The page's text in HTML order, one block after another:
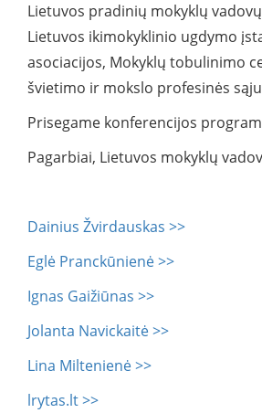
Lietuvos pradinių mokyklų
Lietuvos ikimokyklinio ugdymo
asociacijos, Mokyklų tobulinimo
švietimo ir mokslo profesinės
Prisegame konferencijos
Pagarbiai, Lietuvos mokyklų
Dainius Žvirdauskas >>
Eglė Pranckūnienė >>
Ignas Gaižiūnas >>
Jolanta Navickaitė >>
Lina Miltenienė >>
lrytas.lt >>